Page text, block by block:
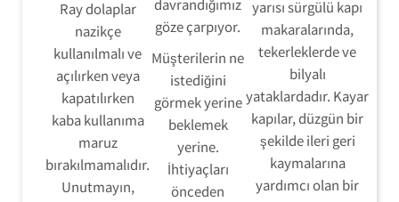
Ray dolaplar
nazikçe
kullanılmalı ve
açılırken veya
kapatılırken
kaba kullanıma
maruz
bırakılmamalıdır.
Unutmayın,
davrandığımız
göze çarpıyor.
Müşterilerin ne
istediğini
görmek yerine
beklemek
yerine.
İhtiyaçları
önceden
yarısı sürgülü kapı
makaralarında,
tekerleklerde ve
bilyalı
yataklardadır. Kayar
kapılar, düzgün bir
şekilde ileri geri
kaymalarına
yardımcı olan bir